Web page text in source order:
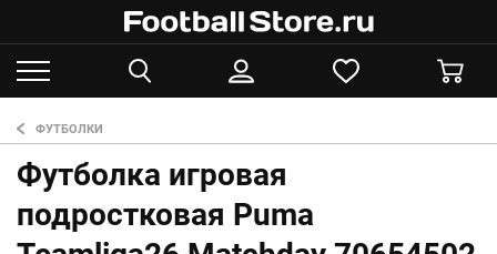
ФУТБОЛКИ
Футболка игровая
подростковая Puma